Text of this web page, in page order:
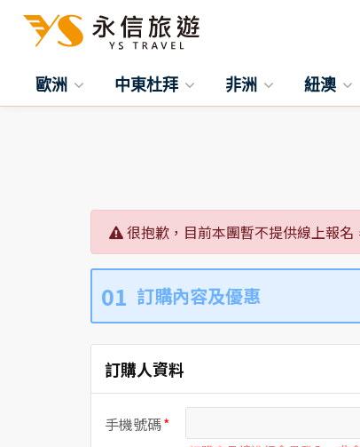
歐洲 中東杜拜 非洲 紐澳
很抱歉，目前本團暫不提供線上報名
01 訂購內容及優惠
訂購人資料
手機號碼